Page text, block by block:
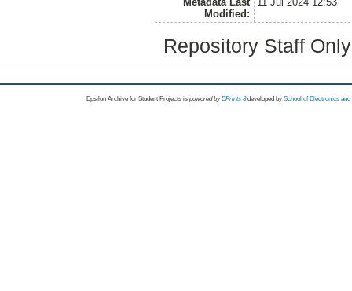
Modified:
Repository Staff
Epsilon Archive for Student Projects is powored byEPrints 3 developed by School of Electronics